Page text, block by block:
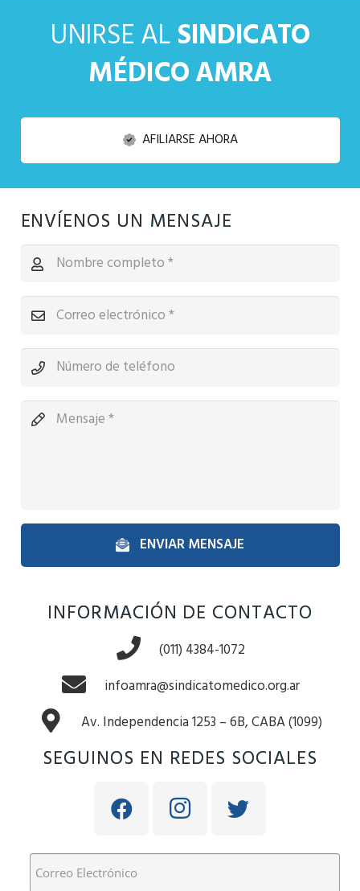
UNIRSE ALSINDICATO
MÉDICO AMRA
AFILIARSE AHORA
ENVÍENOS UN MENSAJE
ENVIAR MENSAJE
INFORMACIÓN DE CONTACTO
(011) 4384-1072
infoamra@sindicatomedico.org.ar
Av. Independencia 1253 – 6B, CABA (1099)
SEGUINOS EN REDES SOCIALES